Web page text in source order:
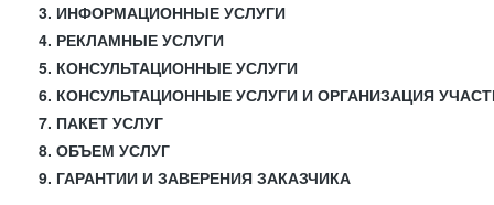
3. ИНФОРМАЦИОННЫЕ УСЛУГИ
4. РЕКЛАМНЫЕ УСЛУГИ
5. КОНСУЛЬТАЦИОННЫЕ УСЛУГИ
6. КОНСУЛЬТАЦИОННЫЕ УСЛУГИ И ОРГАНИЗАЦИЯ
7. ПАКЕТ УСЛУГ
8. ОБЪЕМ УСЛУГ
9. ГАРАНТИИ И ЗАВЕРЕНИЯ ЗАКАЗЧИКА